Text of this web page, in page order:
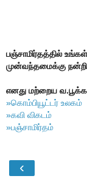
பஞ்சாமிர்தத்தில்
முன்வந்தமைக்கு
எனது மற்றைய
»கொம்பியூட்டர் உலகம்
»கவி விகடம்
»பஞ்சாமிர்தம்
‹